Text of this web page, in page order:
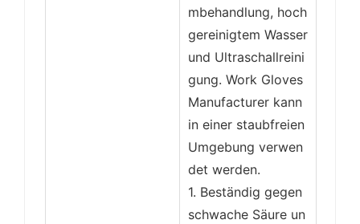
mbehandlung, hoch
gereinigtem Wasser
und Ultraschallreini
gung. Work Gloves
Manufacturer kann
in einer staubfreien
Umgebung verwen
det werden.
1. Beständig gegen
schwache Säure un